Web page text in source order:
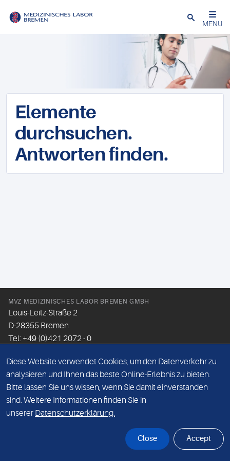
Schließen
MENU
Elemente
durchsuchen.
Antworten finden.
MVZ MEDIZINISCHES LABOR BREMEN GMBH
Louis-Leitz-Straße 2
D-28355 Bremen
Tel: +49 (0)421 2072 - 0
Email:info@mlhb.de
DATENSCHUTZ
IMPRESSUM
Diese Website verwendet Cookies, um den Datenverkehr zu
analysieren und Ihnen das beste Online-Erlebnis zu bieten.
Bitte lassen Sie uns wissen, wenn Sie damit einverstanden
sind. Weitere Informationen finden Sie in
unserer Datenschutzerklärung.
Close Accept